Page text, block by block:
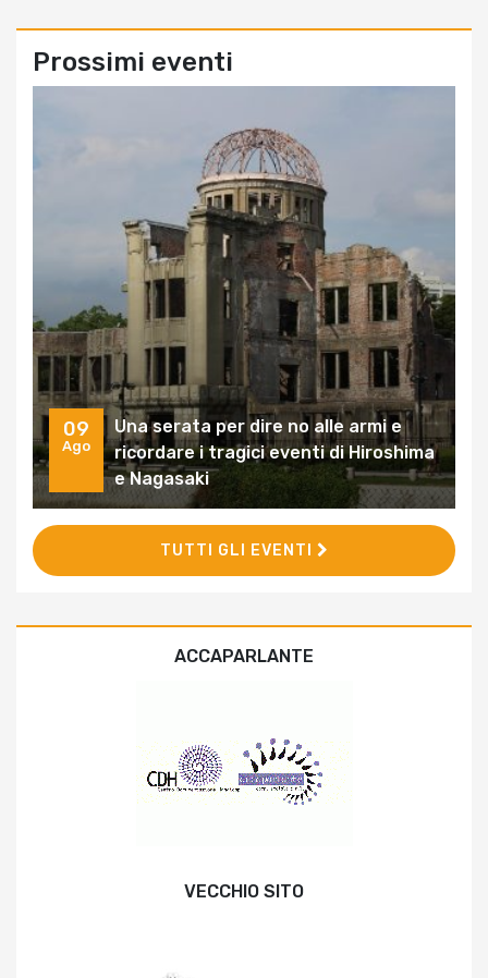
Prossimi eventi
09
Ago
Una serata per dire no alle armi e
ricordare i tragici eventi di Hiroshima
e Nagasaki
TUTTI GLI EVENTI
ACCAPARLANTE
VECCHIO SITO